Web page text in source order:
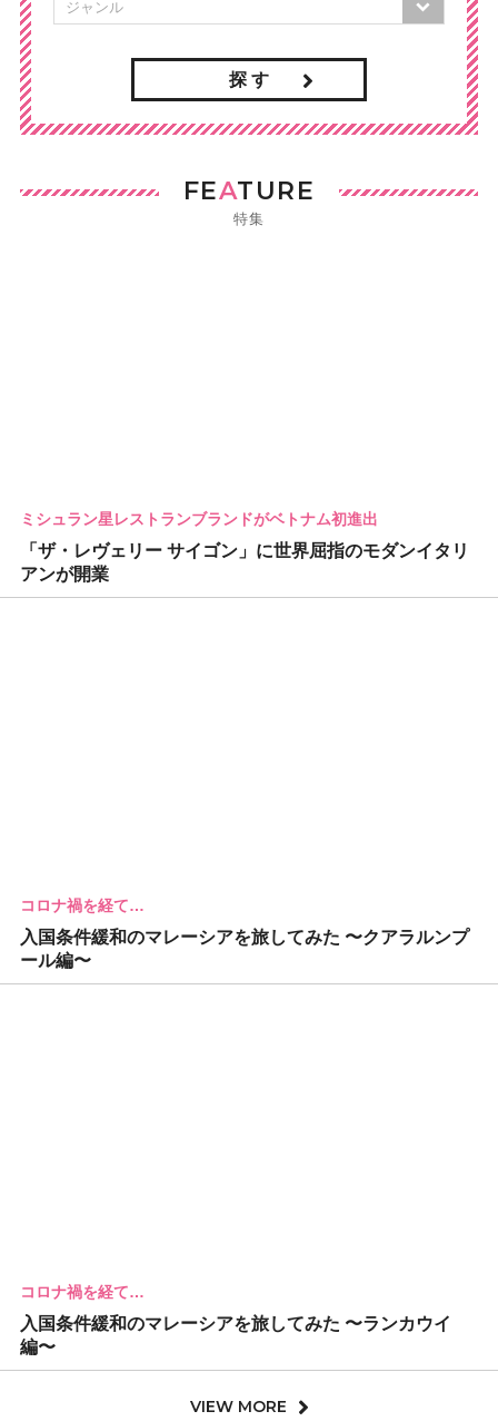
探 す
FEATURE
特集
ミシュラン星レストランブランドがベトナム初進出
「ザ・レヴェリー サイゴン」に世界屈指のモダンイタリ
アンが開業
コロナ禍を経て…
入国条件緩和のマレーシアを旅してみた 〜クアラルンプ
ール編〜
コロナ禍を経て…
入国条件緩和のマレーシアを旅してみた 〜ランカウイ
編〜
VIEW MORE